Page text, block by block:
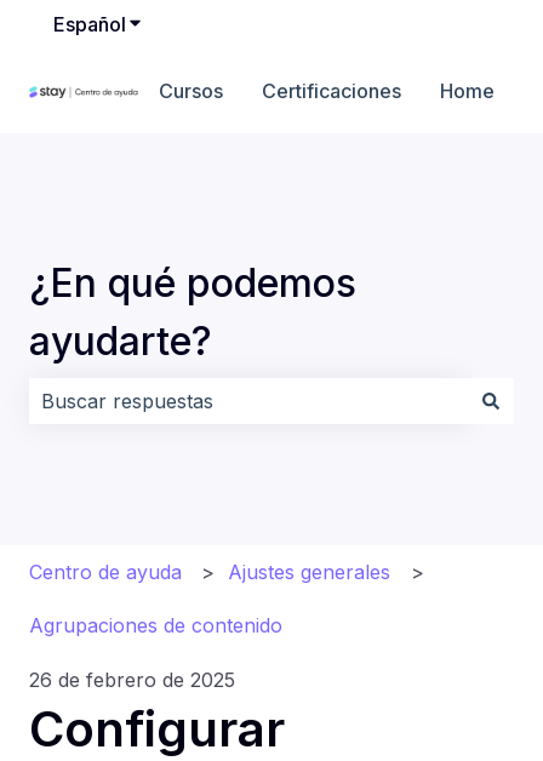
Español Traducciones de Mostrar submenú de
Cursos Certificaciones Home
¿En qué podemos
ayudarte?
Centro de ayuda Ajustes generales
Agrupaciones de contenido
26 de febrero de 2025
Configurar